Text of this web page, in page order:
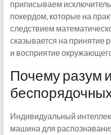
приписываем
покердом, которые на
следствием
сказывается на принятие
и восприятие
Почему разум
Индивидуальный
машина для